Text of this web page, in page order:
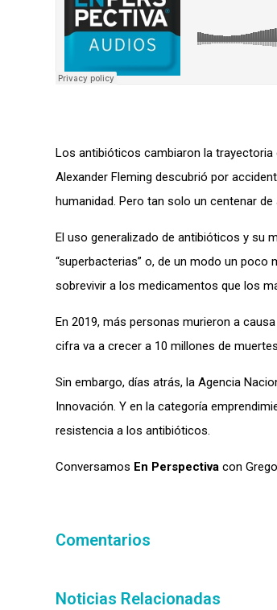
Los antibióticos cambiaron la trayectoria
Alexander Fleming descubrió por
humanidad. Pero tan solo un centenar
El uso generalizado de antibióticos y su
“superbacterias” o, de un modo un poco
sobrevivir a los medicamentos que los
En 2019, más personas murieron a
cifra va a crecer a 10 millones de
Sin embargo, días atrás, la Agencia
Innovación. Y en la categoría
resistencia a los antibióticos.
Conversamos En Perspectiva con
Comentarios
Noticias Relacionadas